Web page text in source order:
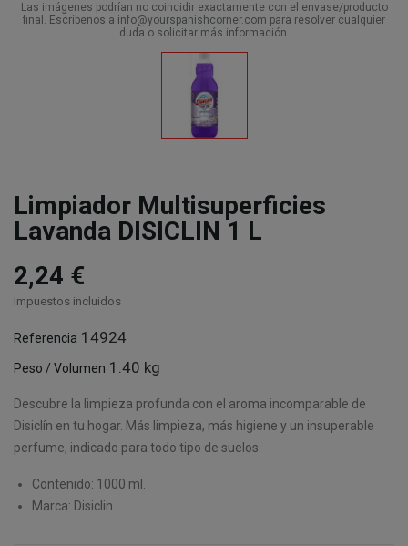
Las imágenes podrían no coincidir exactamente con el envase/producto
final. Escríbenos a info@yourspanishcorner.com para resolver cualquier
duda o solicitar más información.
Limpiador Multisuperficies
Lavanda DISICLIN 1 L
2,24 €
Impuestos incluidos
Referencia 14924
Peso / Volumen 1.40 kg
Descubre la limpieza profunda con el aroma incomparable de
Disiclín en tu hogar. Más limpieza, más higiene y un insuperable
perfume, indicado para todo tipo de suelos.
Contenido: 1000 ml.
Marca: Disiclin